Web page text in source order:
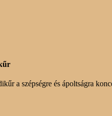
a szépségre és ápoltságra